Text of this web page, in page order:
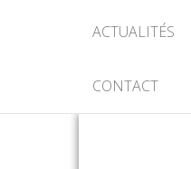
ACTUALITÉS
CONTACT